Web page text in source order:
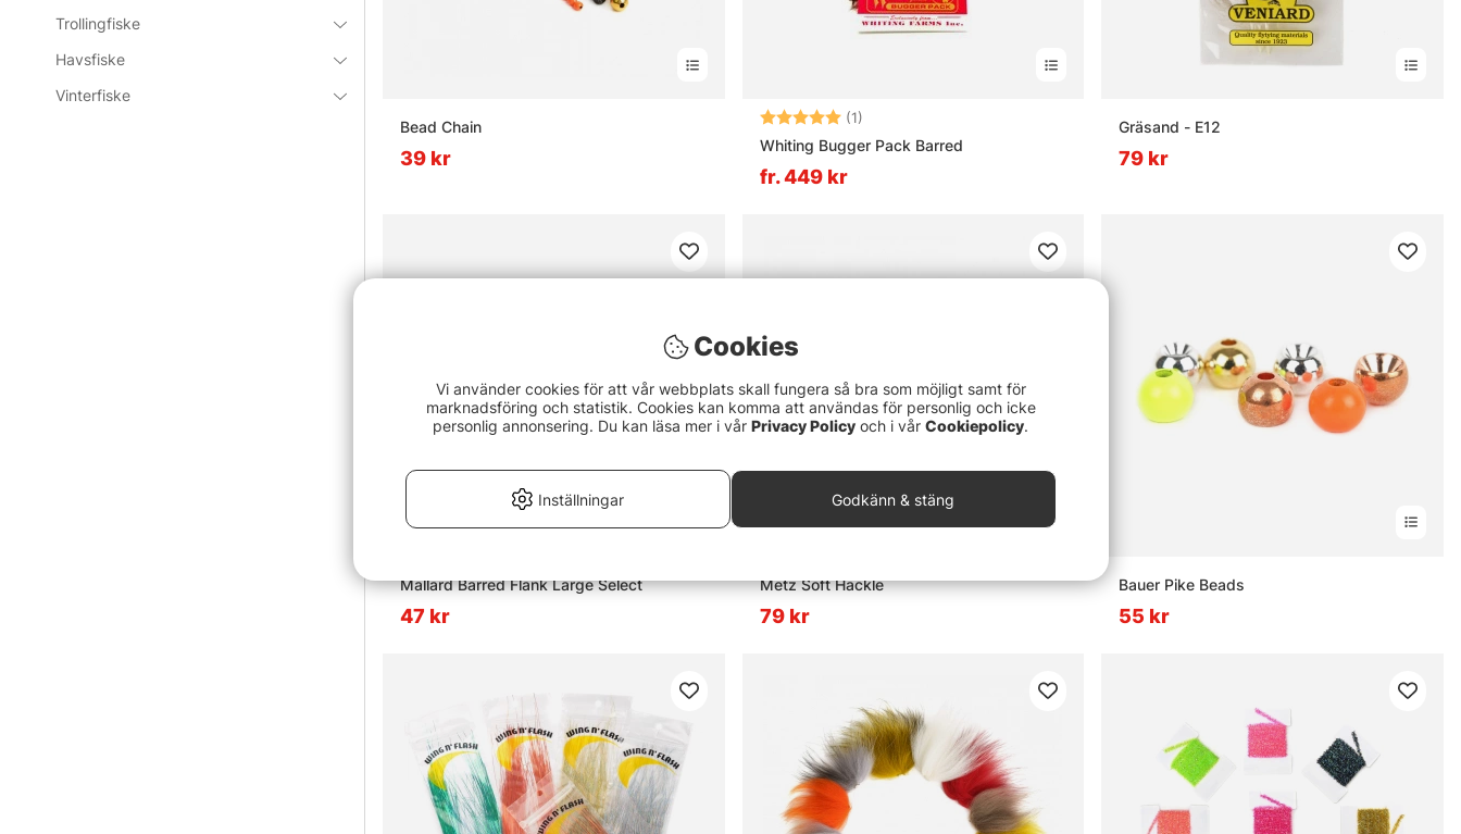
Trollingfiske
Havsfiske
Vinterfiske
Bead Chain
39 kr
Betyg: (1)
Whiting Bugger Pack Barred
fr. 449 kr
Gräsand - E12
79 kr
Mallard Barred Flank Large Select
47 kr
Metz Soft Hackle
79 kr
Bauer Pike Beads
55 kr
Cookies
Vi använder cookies för att vår webbplats skall fungera så bra som möjligt samt för
marknadsföring och statistik. Cookies kan komma att användas för personlig och icke
personlig annonsering. Du kan läsa mer i vår Privacy Policy och i vår Cookiepolicy.
Inställningar Godkänn & stäng